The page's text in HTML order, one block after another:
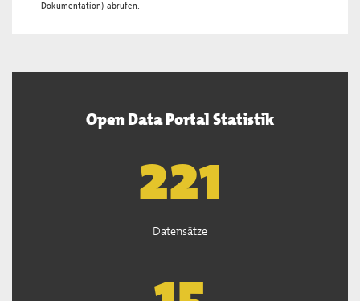
Dokumentation) abrufen.
Open Data Portal Statistik
222
Datensätze